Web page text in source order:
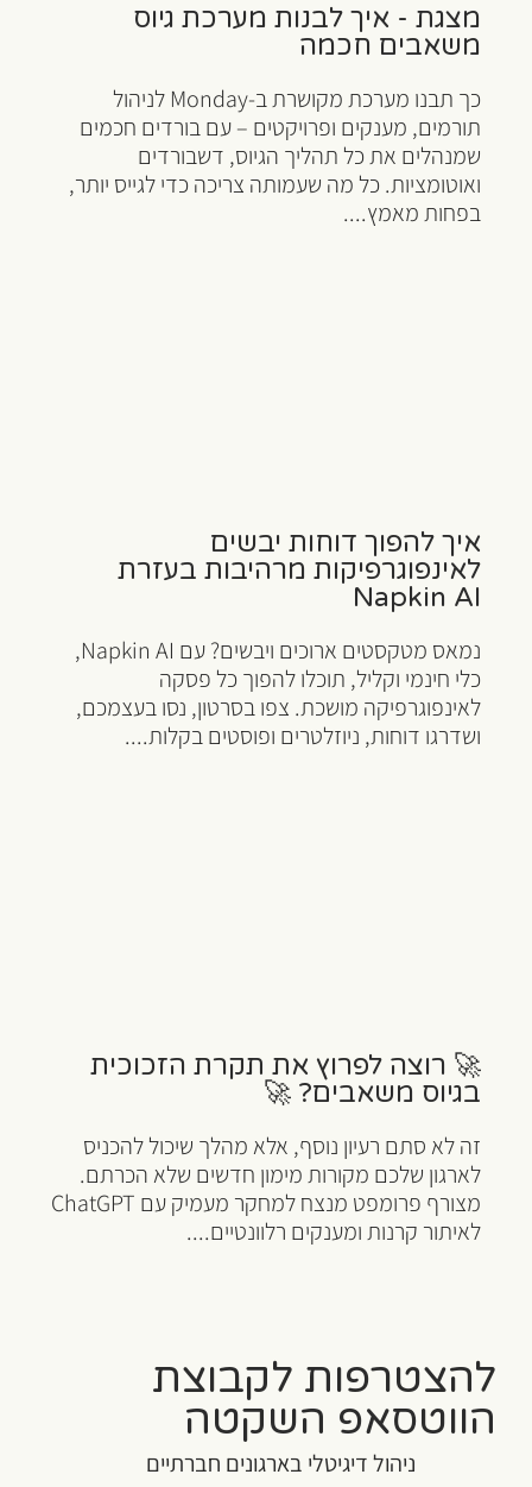
מצגת - איך לבנות מערכת גיוס
משאבים חכמה
כך תבנו מערכת מקושרת ב-Monday לניהול
תורמים, מענקים ופרויקטים – עם בורדים חכמים
שמנהלים את כל תהליך הגיוס, דשבורדים
ואוטומציות. כל מה שעמותה צריכה כדי לגייס יותר,
בפחות מאמץ....
איך להפוך דוחות יבשים
לאינפוגרפיקות מרהיבות בעזרת
Napkin AI
נמאס מטקסטים ארוכים ויבשים? עם Napkin AI,
כלי חינמי וקליל, תוכלו להפוך כל פסקה
לאינפוגרפיקה מושכת. צפו בסרטון, נסו בעצמכם,
ושדרגו דוחות, ניוזלטרים ופוסטים בקלות....
🚀 רוצה לפרוץ את תקרת הזכוכית
בגיוס משאבים? 🚀
זה לא סתם רעיון נוסף, אלא מהלך שיכול להכניס
לארגון שלכם מקורות מימון חדשים שלא הכרתם.
מצורף פרומפט מנצח למחקר מעמיק עם ChatGPT
לאיתור קרנות ומענקים רלוונטיים....
להצטרפות לקבוצת
הווטסאפ השקטה
ניהול דיגיטלי בארגונים חברתיים